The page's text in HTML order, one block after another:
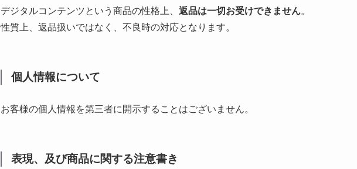
デジタルコンテンツという商品の性格上、 返品は一切お受けできません。
性質上、返品扱いではなく、不良時の対応となります。
個人情報について
お客様の個人情報を第三者に開示することはございません。
表現、及び商品に関する注意書き